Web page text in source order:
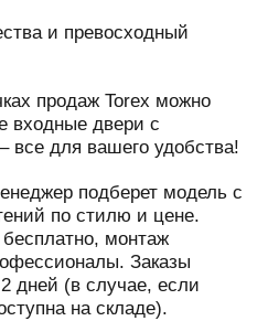
и превосходный
продаж Torex можно
входные двери с
все для вашего удобства!
подберет модель с
по стилю и цене.
монтаж
Заказы
дней (в случае, если
на складе).